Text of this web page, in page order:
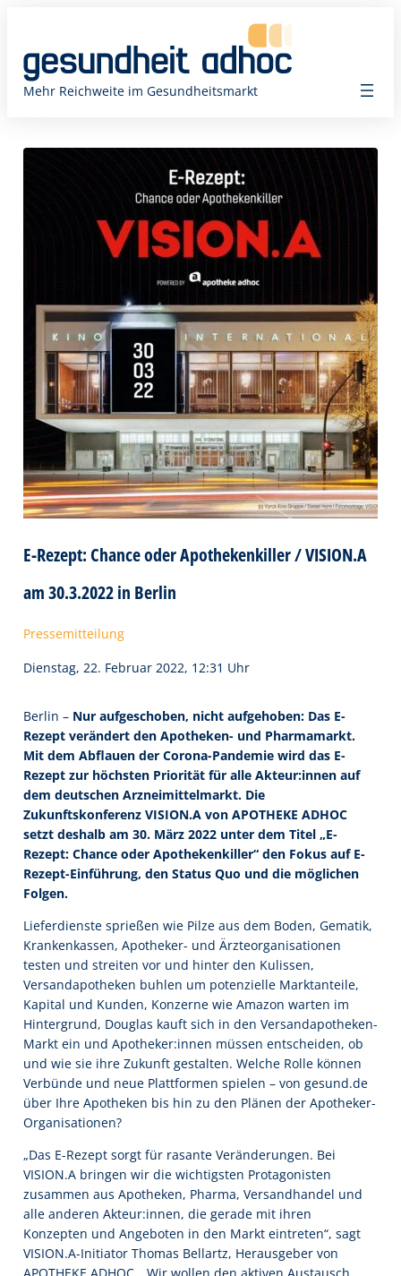
springen
Mehr Reichweite im Gesundheitsmarkt
E-Rezept: Chance oder Apothekenkiller / VISION.A
am 30.3.2022 in Berlin
Pressemitteilung
Dienstag, 22. Februar 2022, 12:31 Uhr
Berlin – Nur aufgeschoben, nicht aufgehoben: Das E-
Rezept verändert den Apotheken- und Pharmamarkt.
Mit dem Abflauen der Corona-Pandemie wird das E-
Rezept zur höchsten Priorität für alle Akteur:innen auf
dem deutschen Arzneimittelmarkt. Die
Zukunftskonferenz VISION.A von APOTHEKE ADHOC
setzt deshalb am 30. März 2022 unter dem Titel „E-
Rezept: Chance oder Apothekenkiller“ den Fokus auf E-
Rezept-Einführung, den Status Quo und die möglichen
Folgen.
Lieferdienste sprießen wie Pilze aus dem Boden, Gematik,
Krankenkassen, Apotheker- und Ärzteorganisationen
testen und streiten vor und hinter den Kulissen,
Versandapotheken buhlen um potenzielle Marktanteile,
Kapital und Kunden, Konzerne wie Amazon warten im
Hintergrund, Douglas kauft sich in den Versandapotheken-
Markt ein und Apotheker:innen müssen entscheiden, ob
und wie sie ihre Zukunft gestalten. Welche Rolle können
Verbünde und neue Plattformen spielen – von gesund.de
über Ihre Apotheken bis hin zu den Plänen der Apotheker-
Organisationen?
„Das E-Rezept sorgt für rasante Veränderungen. Bei
VISION.A bringen wir die wichtigsten Protagonisten
zusammen aus Apotheken, Pharma, Versandhandel und
alle anderen Akteur:innen, die gerade mit ihren
Konzepten und Angeboten in den Markt eintreten“, sagt
VISION.A-Initiator Thomas Bellartz, Herausgeber von